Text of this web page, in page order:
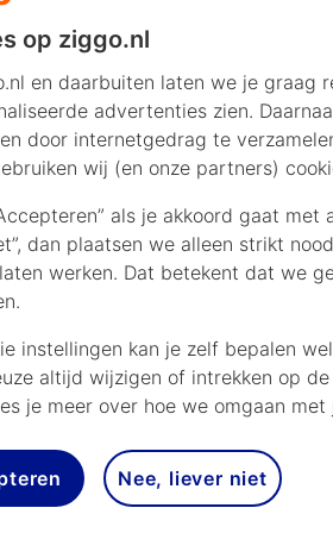
2026 treffen Carlos
Open! De wedstrijd
op Eurosport of HBO
of HBO Max met sport add-on
op ziggo.nl
en daarbuiten laten we je graag
advertenties zien.
door internetgedrag te
wij (en onze partners)
als je akkoord gaat met
dan plaatsen we alleen strikt
werken. Dat betekent dat we
instellingen kan je zelf bepalen
altijd wijzigen of intrekken op de
je meer over hoe we omgaan
Nee, liever niet